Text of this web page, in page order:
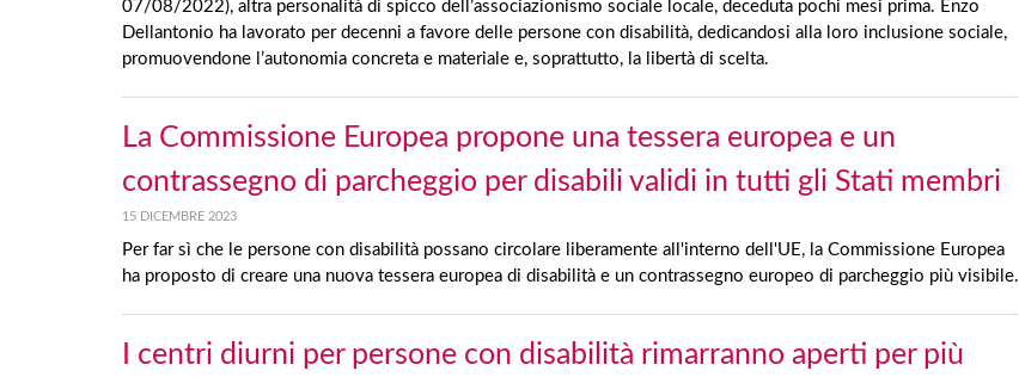
07/08/2022), altra personalità di spicco dell’associazionismo sociale locale, deceduta pochi mesi prima. Enzo
Dellantonio ha lavorato per decenni a favore delle persone con disabilità, dedicandosi alla loro inclusione sociale,
promuovendone l’autonomia concreta e materiale e, soprattutto, la libertà di scelta.
La Commissione Europea propone una tessera europea e un
contrassegno di parcheggio per disabili validi in tutti gli Stati membri
15 DICEMBRE 2023
Per far sì che le persone con disabilità possano circolare liberamente all'interno dell'UE, la Commissione Europea
ha proposto di creare una nuova tessera europea di disabilità e un contrassegno europeo di parcheggio più visibile.
I centri diurni per persone con disabilità rimarranno aperti per più